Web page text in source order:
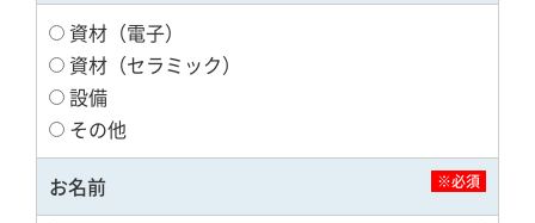
資材（電子）
資材（セラミック）
設備
その他
お名前
※必須